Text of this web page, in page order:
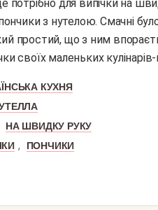
з нутелою. Смачні
простий, що з ним
своїх маленьких
КУХНЯ
НА ШВИДКУ РУКУ
, ПОНЧИКИ